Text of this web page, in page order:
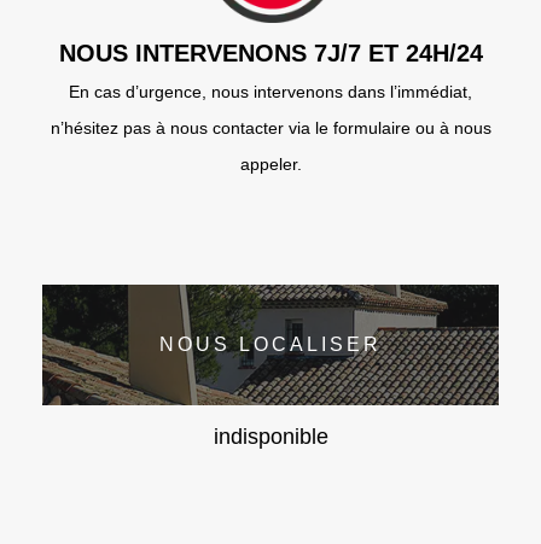
NOUS INTERVENONS 7J/7 ET 24H/24
En cas d’urgence, nous intervenons dans l’immédiat,
n’hésitez pas à nous contacter via le formulaire ou à nous
appeler.
NOUS LOCALISER
indisponible